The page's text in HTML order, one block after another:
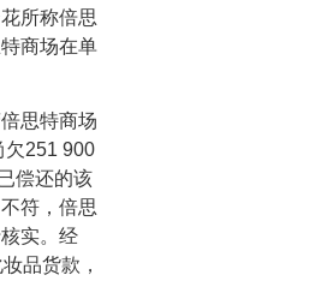
所称倍思
商场在单
思特商场
欠251 900
偿还的该
符，倍思
实。经
品货款，